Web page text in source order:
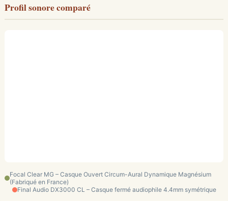
Profil sonore comparé
Focal Clear MG – Casque Ouvert Circum-Aural Dynamique Magnésium
(Fabriqué en France)
Final Audio DX3000 CL – Casque fermé audiophile 4.4mm symétrique